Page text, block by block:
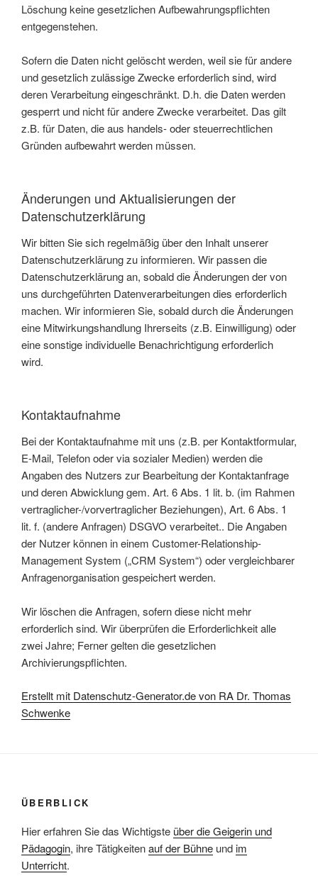
Löschung keine gesetzlichen Aufbewahrungspflichten
entgegenstehen.
Sofern die Daten nicht gelöscht werden, weil sie für andere
und gesetzlich zulässige Zwecke erforderlich sind, wird
deren Verarbeitung eingeschränkt. D.h. die Daten werden
gesperrt und nicht für andere Zwecke verarbeitet. Das gilt
z.B. für Daten, die aus handels- oder steuerrechtlichen
Gründen aufbewahrt werden müssen.
Änderungen und Aktualisierungen der
Datenschutzerklärung
Wir bitten Sie sich regelmäßig über den Inhalt unserer
Datenschutzerklärung zu informieren. Wir passen die
Datenschutzerklärung an, sobald die Änderungen der von
uns durchgeführten Datenverarbeitungen dies erforderlich
machen. Wir informieren Sie, sobald durch die Änderungen
eine Mitwirkungshandlung Ihrerseits (z.B. Einwilligung) oder
eine sonstige individuelle Benachrichtigung erforderlich
wird.
Kontaktaufnahme
Bei der Kontaktaufnahme mit uns (z.B. per Kontaktformular,
E-Mail, Telefon oder via sozialer Medien) werden die
Angaben des Nutzers zur Bearbeitung der Kontaktanfrage
und deren Abwicklung gem. Art. 6 Abs. 1 lit. b. (im Rahmen
vertraglicher-/vorvertraglicher Beziehungen), Art. 6 Abs. 1
lit. f. (andere Anfragen) DSGVO verarbeitet.. Die Angaben
der Nutzer können in einem Customer-Relationship-
Management System („CRM System“) oder vergleichbarer
Anfragenorganisation gespeichert werden.
Wir löschen die Anfragen, sofern diese nicht mehr
erforderlich sind. Wir überprüfen die Erforderlichkeit alle
zwei Jahre; Ferner gelten die gesetzlichen
Archivierungspflichten.
Erstellt mit Datenschutz-Generator.de von RA Dr. Thomas
Schwenke
ÜBERBLICK
Hier erfahren Sie das Wichtigste über die Geigerin und
Pädagogin, ihre Tätigkeitenauf der Bühne undim
Unterricht.